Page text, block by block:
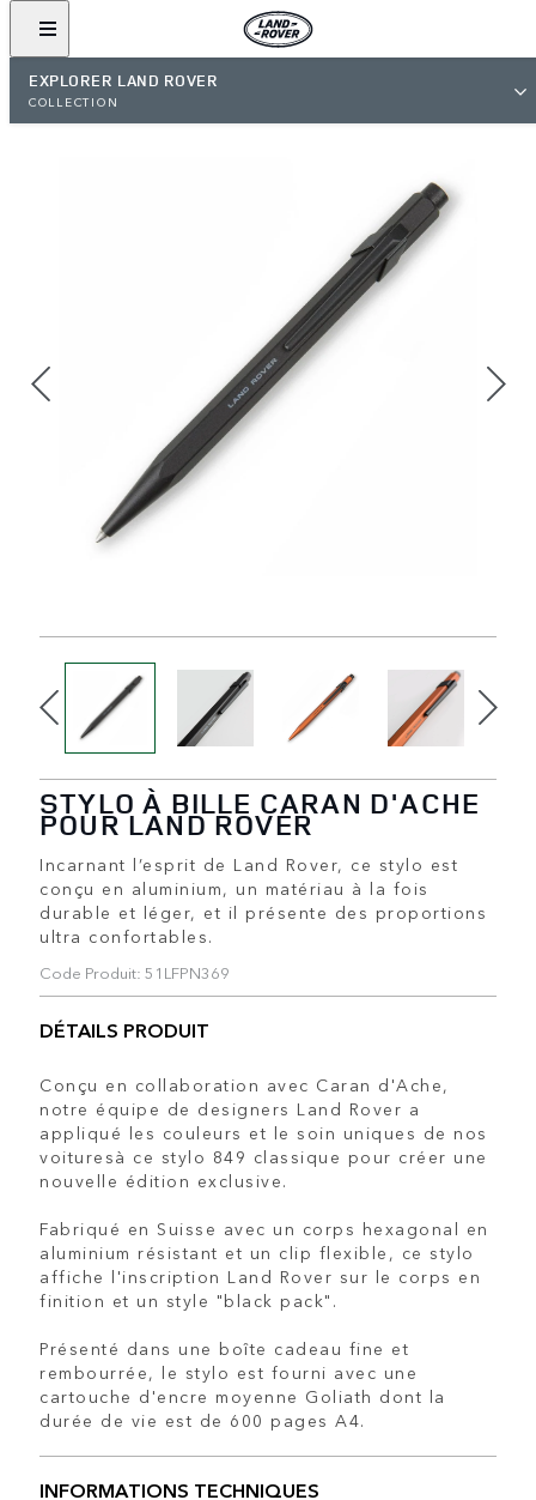
EXPLORER LAND ROVER
COLLECTION
STYLO À BILLE CARAN D'ACHE
POUR LAND ROVER
Incarnant l’esprit de Land Rover, ce stylo est
conçu en aluminium, un matériau à la fois
durable et léger, et il présente des proportions
ultra confortables.
Code Produit: 51LFPN369
DÉTAILS PRODUIT
Conçu en collaboration avec Caran d'Ache,
notre équipe de designers Land Rover a
appliqué les couleurs et le soin uniques de nos
voituresà ce stylo 849 classique pour créer une
nouvelle édition exclusive.
Fabriqué en Suisse avec un corps hexagonal en
aluminium résistant et un clip flexible, ce stylo
affiche l'inscription Land Rover sur le corps en
finition et un style "black pack".
Présenté dans une boîte cadeau fine et
rembourrée, le stylo est fourni avec une
cartouche d'encre moyenne Goliath dont la
durée de vie est de 600 pages A4.
INFORMATIONS TECHNIQUES